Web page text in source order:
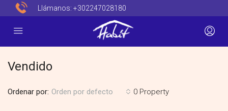
Llámanos: +302247028180
Vendido
0 Property
Ordenar por: Orden por defecto